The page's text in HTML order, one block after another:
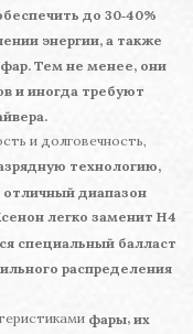
до 30‑40%
энергии, а также
Тем не менее, они
и иногда требуют
и долговечность,
технологию,
диапазон
легко заменит H4
специальный балласт
распределения
фары, их